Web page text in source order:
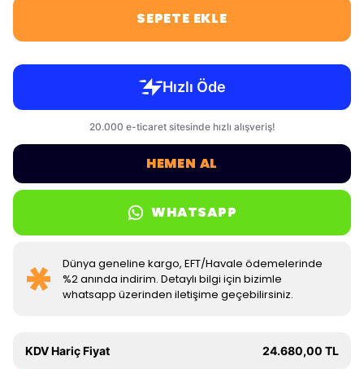
SEPETE EKLE
HEMEN AL
WHATSAPP
Dünya geneline kargo, EFT/Havale ödemelerinde
%2 anında indirim. Detaylı bilgi için bizimle
whatsapp üzerinden iletişime geçebilirsiniz.
KDV Hariç Fiyat 24.680,00 TL